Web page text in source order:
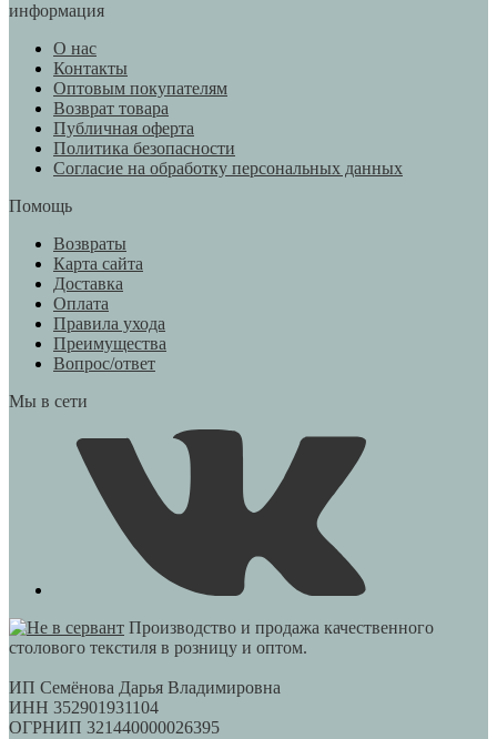
информация
О нас
Контакты
Оптовым покупателям
Возврат товара
Публичная оферта
Политика безопасности
Согласие на обработку персональных данных
Помощь
Возвраты
Карта сайта
Доставка
Оплата
Правила ухода
Преимущества
Вопрос/ответ
Мы в сети
Производство и продажа качественного
столового текстиля в розницу и оптом.
ИП Семёнова Дарья Владимировна
ИНН 352901931104
ОГРНИП 321440000026395